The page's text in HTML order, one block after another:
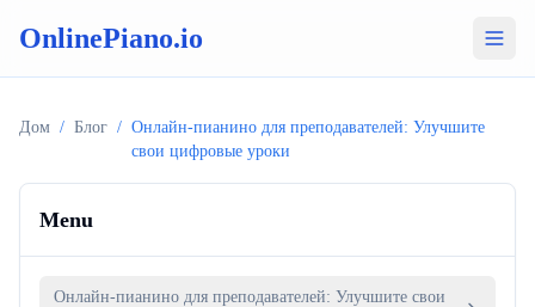
OnlinePiano.io
Дом / Блог / Онлайн-пианино для преподавателей: Улучшите
свои цифровые уроки
Menu
Онлайн-пианино для преподавателей: Улучшите свои